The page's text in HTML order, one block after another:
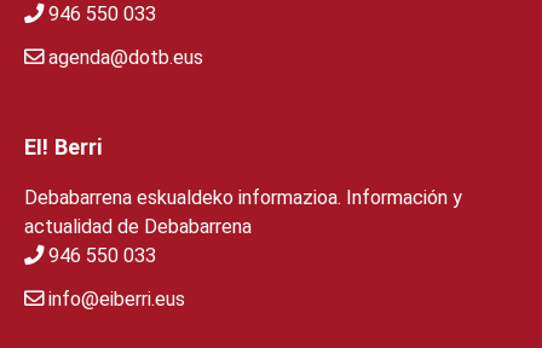
946 550 033
agenda@dotb.eus
EI! Berri
Debabarrena eskualdeko informazioa. Información y
actualidad de Debabarrena
946 550 033
info@eiberri.eus